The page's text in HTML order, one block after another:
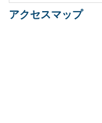
アクセスマップ